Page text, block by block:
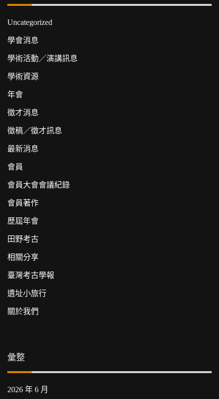
Uncategorized
學會消息
學術活動／演講訊息
學術資源
年會
徵才消息
徵稿／徵才訊息
最新消息
會員
會員大會會議紀錄
會員著作
歷屆年會
田野考古
相關分享
臺灣考古學報
遺址小旅行
關於我們
彙整
2026 年 6 月